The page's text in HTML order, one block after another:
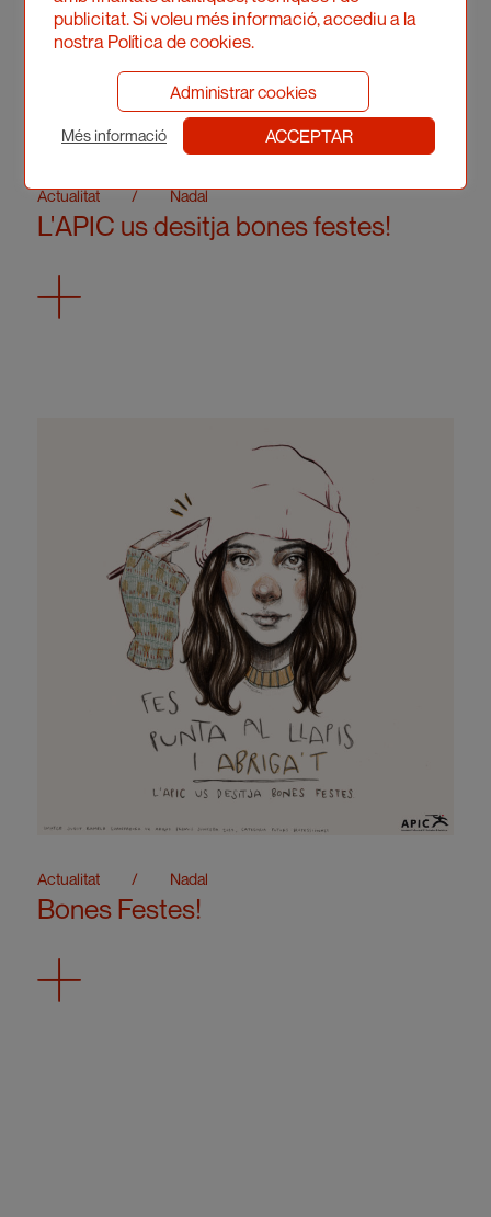
Actualitat / Nadal
L'APIC us desitja bones festes!
Actualitat / Nadal
Bones Festes!
publicitat. Si voleu més informació, accediu a la
nostra Política de cookies.
Administrar cookies
Més informació ACCEPTAR